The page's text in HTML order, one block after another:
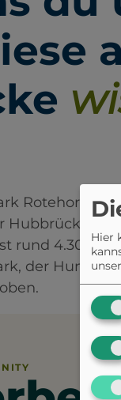
Rotehorn,
rund 4.300
der Hunden
Hier